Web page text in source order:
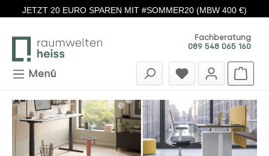
Zum Hauptinhalt springen
JETZT 20 EURO SPAREN MIT #SOMMER20 (MBW 400 €)
Fachberatung
089 548 065 160
Menü